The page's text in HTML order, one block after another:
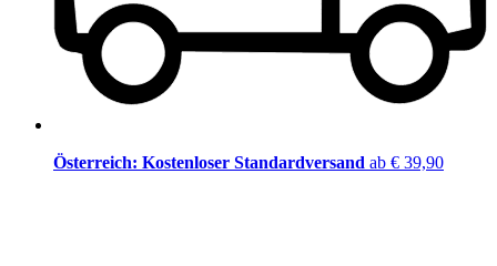
Österreich: Kostenloser Standardversand ab € 39,90